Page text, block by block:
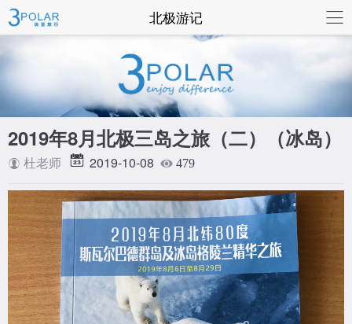
北极游记
2019年8月北极三岛之旅（二）（冰岛）
杜老师 2019-10-08 479
联系我们